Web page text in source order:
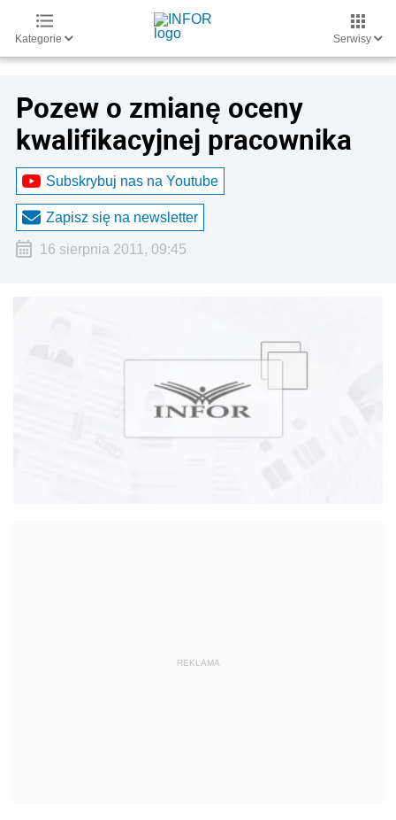
Kategorie Serwisy
Pozew o zmianę oceny
kwalifikacyjnej pracownika
Subskrybuj nas na Youtube
Zapisz się na newsletter
16 sierpnia 2011, 09:45